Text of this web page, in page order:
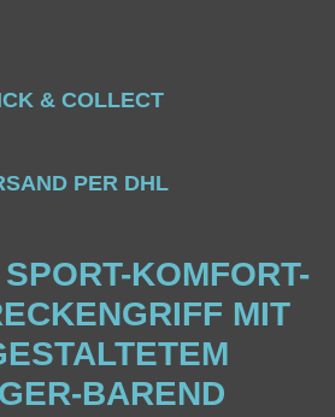
& COLLECT
PER DHL
KOMFORT-
MIT
BAREND